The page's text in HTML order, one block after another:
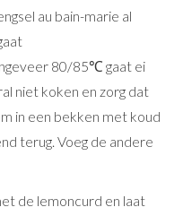
au bain-marie al
80/85℃ gaat ei
niet koken en zorg dat
in een bekken met koud
terug. Voeg de andere
de lemoncurd en laat